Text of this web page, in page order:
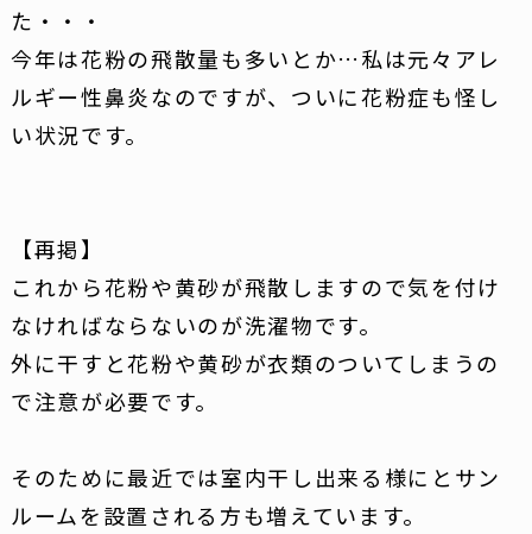
た・・・
今年は花粉の飛散量も多いとか…私は元々アレ
ルギー性鼻炎なのですが、ついに花粉症も怪し
い状況です。
【再掲】
これから花粉や黄砂が飛散しますので気を付け
なければならないのが洗濯物です。
外に干すと花粉や黄砂が衣類のついてしまうの
で注意が必要です。
そのために最近では室内干し出来る様にとサン
ルームを設置される方も増えています。